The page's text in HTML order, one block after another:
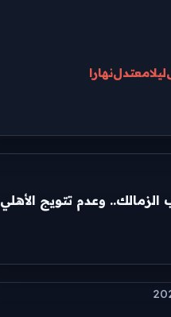
ليلامعتدلنهارا
وعدم تتويج الأهلي